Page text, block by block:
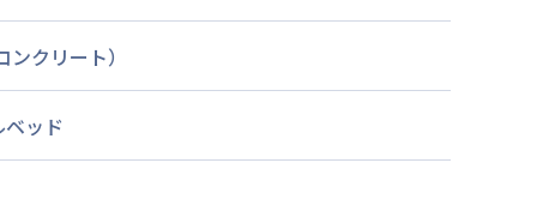
ンクリート）
ッド